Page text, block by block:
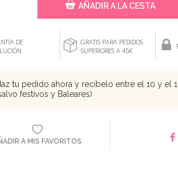
AÑADIR A LA CESTA
DE
GRATIS PARA PEDIDOS
SUPERIORES A 45€
tu pedido ahora y recíbelo entre el 10 y el
festivos y Baleares)
A MIS FAVORITOS